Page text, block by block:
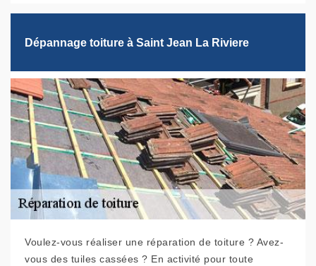
Dépannage toiture à Saint Jean La Riviere
Voulez-vous réaliser une réparation de toiture ? Avez-
vous des tuiles cassées ? En activité pour toute